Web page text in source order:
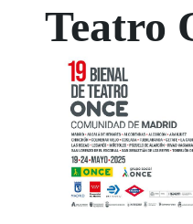
Teatro